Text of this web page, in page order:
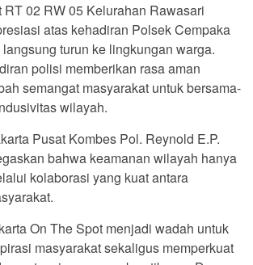
RT 02 RW 05 Kelurahan Rawasari
atas kehadiran Polsek Cempaka
turun ke lingkungan warga.
polisi memberikan rasa aman
semangat masyarakat untuk bersama-
wilayah.
Pusat Kombes Pol. Reynold E.P.
bahwa keamanan wilayah hanya
kolaborasi yang kuat antara
On The Spot menjadi wadah untuk
masyarakat sekaligus memperkuat